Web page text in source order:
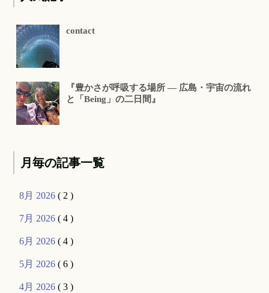
contact
『豊かさが呼吸する場所 ― 広島・宇宙の流れ
と「Being」の二日間』
月毎の記事一覧
8月 2026( 2 )
7月 2026( 4 )
6月 2026( 4 )
5月 2026( 6 )
4月 2026( 3 )